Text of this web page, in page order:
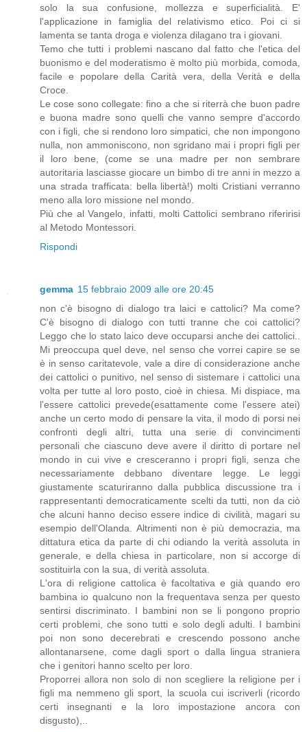
solo la sua confusione, mollezza e superficialità. E'
l'applicazione in famiglia del relativismo etico. Poi ci si
lamenta se tanta droga e violenza dilagano tra i giovani.
Temo che tutti i problemi nascano dal fatto che l'etica del
buonismo e del moderatismo è molto più morbida, comoda,
facile e popolare della Carità vera, della Verità e della
Croce.
Le cose sono collegate: fino a che si riterrà che buon padre
e buona madre sono quelli che vanno sempre d'accordo
con i figli, che si rendono loro simpatici, che non impongono
nulla, non ammoniscono, non sgridano mai i propri figli per
il loro bene, (come se una madre per non sembrare
autoritaria lasciasse giocare un bimbo di tre anni in mezzo a
una strada trafficata: bella libertà!) molti Cristiani verranno
meno alla loro missione nel mondo.
Più che al Vangelo, infatti, molti Cattolici sembrano riferirisi
al Metodo Montessori.
Rispondi
gemma 15 febbraio 2009 alle ore 20:45
non c'è bisogno di dialogo tra laici e cattolici? Ma come?
C'è bisogno di dialogo con tutti tranne che coi cattolici?
Leggo che lo stato laico deve occuparsi anche dei cattolici..
Mi preoccupa quel deve, nel senso che vorrei capire se se
è in senso caritatevole, vale a dire di considerazione anche
dei cattolici o punitivo, nel senso di sistemare i cattolici una
volta per tutte al loro posto, cioè in chiesa. Mi dispiace, ma
l'essere cattolici prevede(esattamente come l'essere atei)
anche un certo modo di pensare la vita, il modo di porsi nei
confronti degli altri, tutta una serie di convincimenti
personali che ciascuno deve avere il diritto di portare nel
mondo in cui vive e cresceranno i propri figli, senza che
necessariamente debbano diventare legge. Le leggi
giustamente scaturiranno dalla pubblica discussione tra i
rappresentanti democraticamente scelti da tutti, non da ciò
che alcuni hanno deciso essere indice di civilità, magari su
esempio dell'Olanda. Altrimenti non è più democrazia, ma
dittatura etica da parte di chi odiando la verità assoluta in
generale, e della chiesa in particolare, non si accorge di
sostituirla con la sua, di verità assoluta.
L'ora di religione cattolica è facoltativa e già quando ero
bambina io qualcuno non la frequentava senza per questo
sentirsi discriminato. I bambini non se li pongono proprio
certi problemi, che sono tutti e solo degli adulti. I bambini
poi non sono decerebrati e crescendo possono anche
allontanarsene, come dagli sport o dalla lingua straniera
che i genitori hanno scelto per loro.
Proporrei allora non solo di non scegliere la religione per i
figli ma nemmeno gli sport, la scuola cui iscriverli (ricordo
certi insegnanti e la loro impostazione ancora con
disgusto),..